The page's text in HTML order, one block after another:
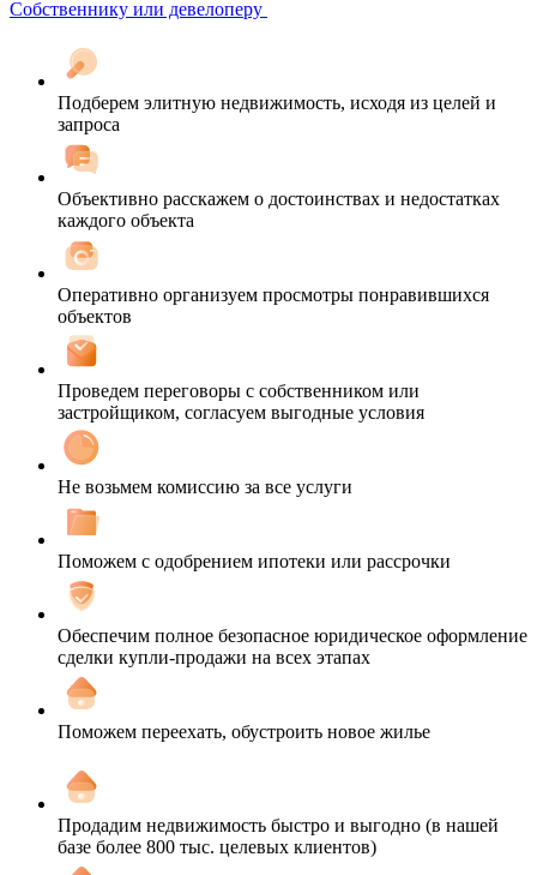
Собственнику или девелоперу
Подберем элитную недвижимость, исходя из целей и
запроса
Объективно расскажем о достоинствах и недостатках
каждого объекта
Оперативно организуем просмотры понравившихся
объектов
Проведем переговоры с собственником или
застройщиком, согласуем выгодные условия
Не возьмем комиссию за все услуги
Поможем с одобрением ипотеки или рассрочки
Обеспечим полное безопасное юридическое оформление
сделки купли-продажи на всех этапах
Поможем переехать, обустроить новое жилье
Продадим недвижимость быстро и выгодно (в нашей
базе более 800 тыс. целевых клиентов)